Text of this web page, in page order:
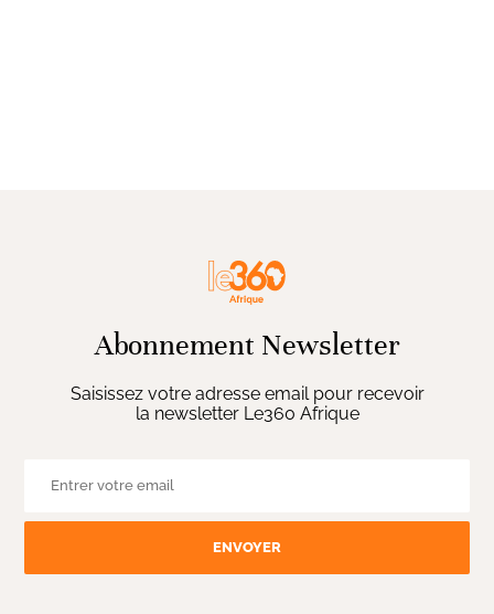
Abonnement Newsletter
Saisissez votre adresse email pour recevoir
la newsletter Le360 Afrique
ENVOYER